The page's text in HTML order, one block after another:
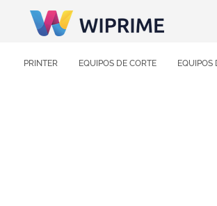
PRINTER EQUIPOS DE CORTE EQUIPOS